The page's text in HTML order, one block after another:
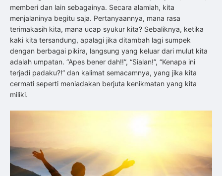
memberi dan lain sebagainya. Secara alamiah, kita
menjalaninya begitu saja. Pertanyaannya, mana rasa
terimakasih kita, mana ucap syukur kita? Sebaliknya, ketika
kaki kita tersandung, apalagi jika ditambah lagi sumpek
dengan berbagai pikira, langsung yang keluar dari mulut kita
adalah umpatan. “Apes bener dah!!”, “Sialan!”, “Kenapa ini
terjadi padaku?!” dan kalimat semacamnya, yang jika kita
cermati seperti meniadakan berjuta kenikmatan yang kita
miliki.